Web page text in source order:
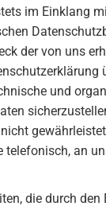
im Einklang
der von uns
und
telefonisch, an
die durch